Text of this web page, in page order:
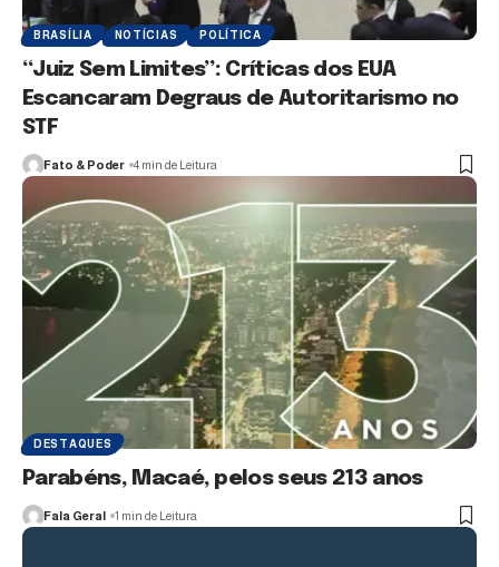
BRASÍLIA NOTÍCIAS POLÍTICA
“Juiz Sem Limites”: Críticas dos EUA
Escancaram Degraus de Autoritarismo no
STF
Fato & Poder 4 min de Leitura
DESTAQUES
Parabéns, Macaé, pelos seus 213 anos
Fala Geral 1 min de Leitura